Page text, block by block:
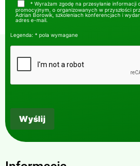
* Wyrażam zgodę na przesyłanie
promocyjnym, o organizowanych w przyszłości
Adrian Borowik, szkoleniach konferencjach i
adres e-mail.
Legenda: * pola wymagane